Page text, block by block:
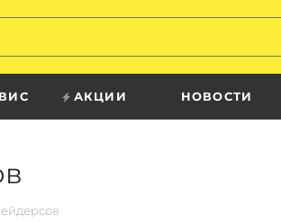
АКЦИИ НОВОСТИ